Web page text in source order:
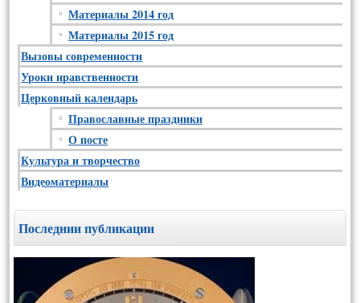
Материалы 2014 год
Материалы 2015 год
Вызовы современности
Уроки нравственности
Церковный календарь
Православные праздники
О посте
Культура и творчество
Видеоматериалы
Последнии публикации